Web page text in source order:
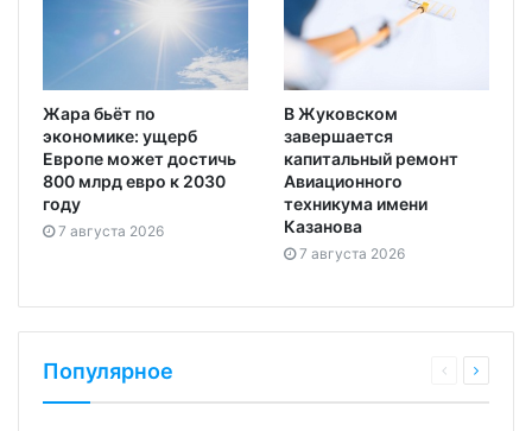
Жара бьёт по
экономике: ущерб
Европе может достичь
800 млрд евро к 2030
году
7 августа 2026
В Жуковском
завершается
капитальный ремонт
Авиационного
техникума имени
Казанова
7 августа 2026
Популярное